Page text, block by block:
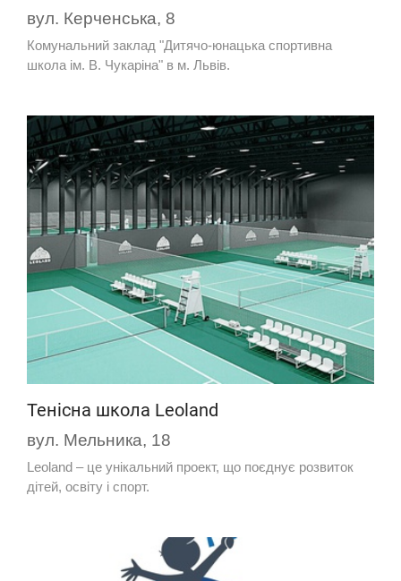
вул. Керченська, 8
Комунальний заклад "Дитячо-юнацька спортивна
школа ім. В. Чукаріна" в м. Львів.
Тенісна школа Leoland
вул. Мельника, 18
Leoland – це унікальний проект, що поєднує розвиток
дітей, освіту і спорт.